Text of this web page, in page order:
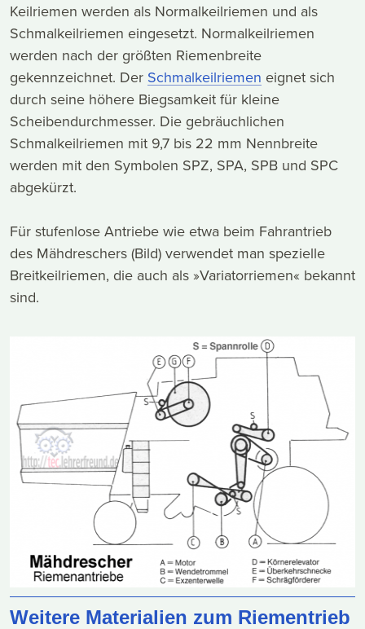
Keilriemen werden als Normalkeilriemen und als
Schmalkeilriemen eingesetzt. Normalkeilriemen
werden nach der größten Riemenbreite
gekennzeichnet. Der Schmalkeilriemen eignet sich
durch seine höhere Biegsamkeit für kleine
Scheibendurchmesser. Die gebräuchlichen
Schmalkeilriemen mit 9,7 bis 22 mm Nennbreite
werden mit den Symbolen SPZ, SPA, SPB und SPC
abgekürzt.
Für stufenlose Antriebe wie etwa beim Fahrantrieb
des Mähdreschers (Bild) verwendet man spezielle
Breitkeilriemen, die auch als »Variatorriemen« bekannt
sind.
Weitere Materialien zum Riementrieb